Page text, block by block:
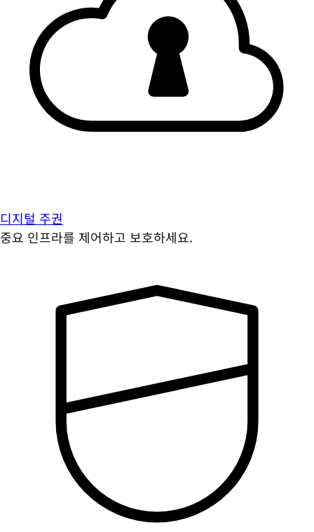
디지털 주권
중요 인프라를 제어하고 보호하세요.